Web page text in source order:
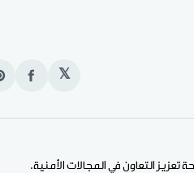
𝕏
انشر
التعاون في المجالات الأمنية.